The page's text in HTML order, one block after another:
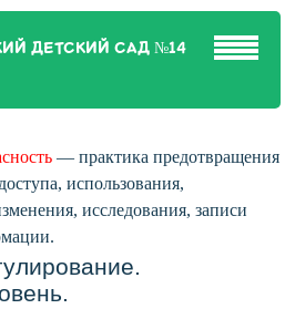
ДЕТСКИЙ САД №14
— практика предотвращения
использования,
исследования, записи